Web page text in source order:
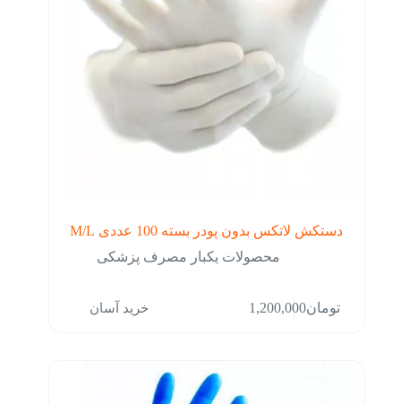
دستکش لاتکس بدون پودر بسته 100 عددی M/L
محصولات یکبار مصرف پزشکی
تومان1,200,000 خرید آسان